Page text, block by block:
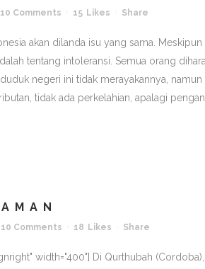
10 Comments 15 Likes Share
akan dilanda isu yang sama.
tentang intoleransi. Semua orang
negeri ini tidak merayakannya,
tidak ada perkelahian, apalagi
10 Comments 18 Likes Share
width="400"] Di Qurthubah